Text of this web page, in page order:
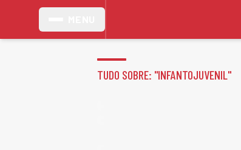
TUDO SOBRE: "INFANTOJUVENIL"